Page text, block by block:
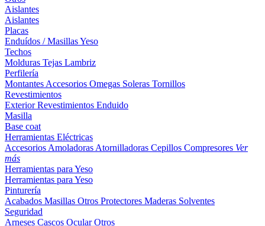
Aislantes
Aislantes
Placas
Enduídos / MasillasYeso
Techos
Molduras Tejas Lambriz
Perfilería
Montantes Accesorios Omegas Soleras Tornillos
Revestimientos
ExteriorRevestimientos Enduido
Masilla
Base coat
Herramientas Eléctricas
Accesorios Amoladoras Atornilladoras Cepillos Compresores Ver
más
Herramientas para Yeso
Herramientas para Yeso
Pinturería
Acabados Masillas Otros Protectores Maderas Solventes
Seguridad
Arneses Cascos OcularOtros